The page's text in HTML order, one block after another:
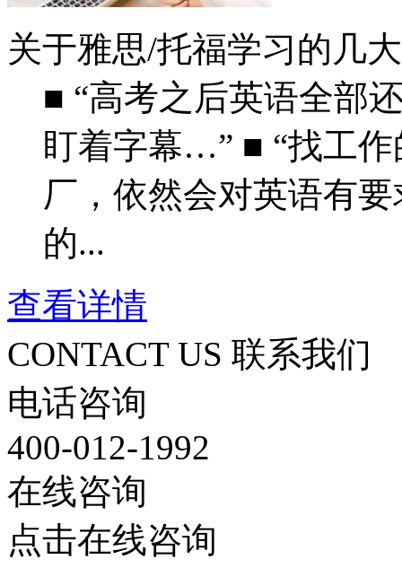
关于雅思/托福学习的几
■ “高考之后英语全部
盯着字幕…” ■ “找工
厂，依然会对英语有
的...
查看详情
CONTACT US 联系我们
电话咨询
400-012-1992
在线咨询
点击在线咨询